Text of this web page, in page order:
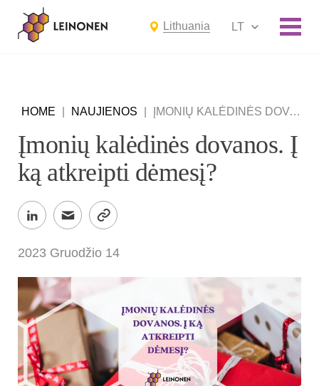
Lithuania LT
HOME NAUJIENOS ĮMONIŲ KALĖDINĖS DOVANOS. Į KĄ ATKREIPTI DĖMESĮ?
Įmonių kalėdinės dovanos. Į
ką atkreipti dėmesį?
2023 Gruodžio 14